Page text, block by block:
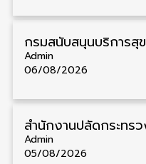
Admin
06/08/2026
Admin
05/08/2026